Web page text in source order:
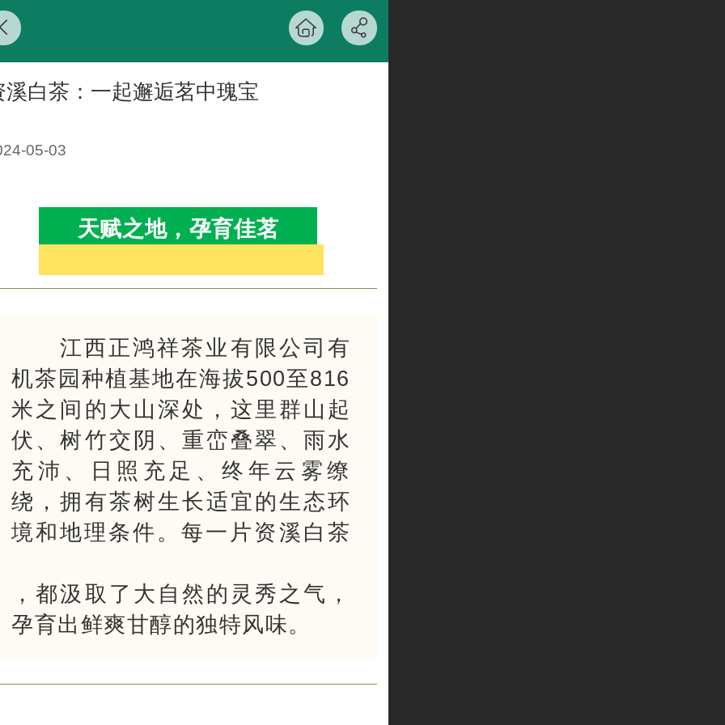
溪白茶：一起邂逅茗中瑰宝
05-03
天赋之地，孕育佳茗
江西正鸿祥茶业有限公司有
机茶园种植基地在海拔500至816
米之间的大山深处，这里群山起
伏、树竹交阴、重峦叠翠、雨水
充沛、日照充足、终年云雾缭
绕，拥有茶树生长适宜的生态环
境和地理条件。每一片资溪白茶
，都汲取了大自然的灵秀之气，
孕育出鲜爽甘醇的独特风味。